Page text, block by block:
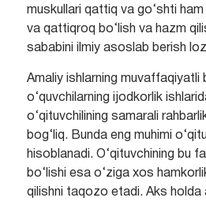
muskullari qattiq va go‘shti
va qattiqroq bo‘lish va hazm
sababini ilmiy asoslab berish
Amaliy ishlarning muvaffaqiyatli
o‘quvchilarning ijodkorlik
o‘qituvchilining samarali
bog‘liq. Bunda eng muhimi
hisoblanadi. O‘qituvchining bu
bo‘lishi esa o‘ziga xos
qilishni taqozo etadi. Aks holda